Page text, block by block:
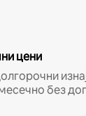
цени
без